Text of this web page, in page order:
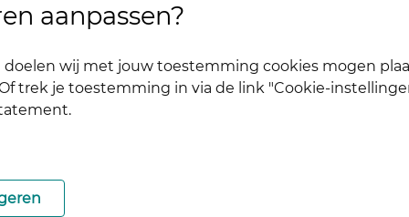
aanpassen?
doelen wij met jouw toestemming cookies mogen
trek je toestemming in via de link "Cookie-